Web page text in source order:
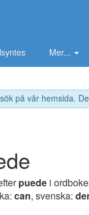
på vår hemsida.
Mer...
puede i
can, svenska: